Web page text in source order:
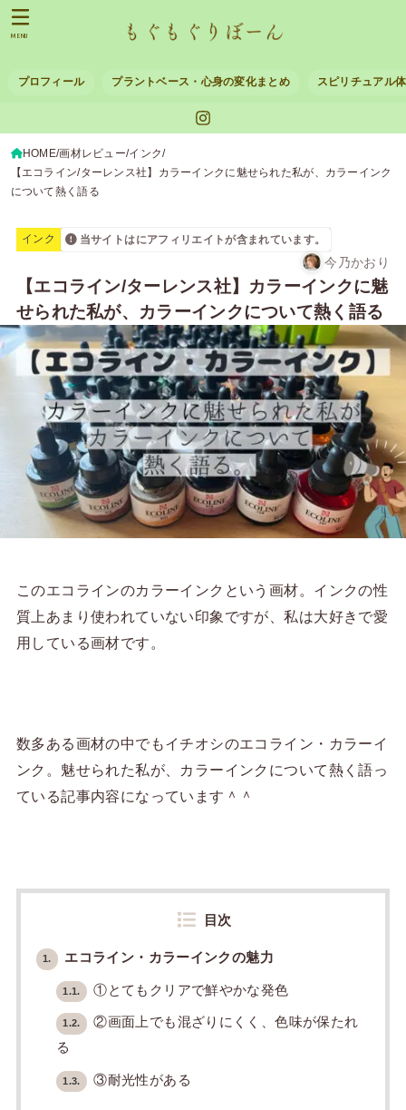
プロフィール プラントベース・心身の変化まとめ スピリチュアル
MENU
HOME 画材レビュー インク
【エコライン/ターレンス社】カラーインクに魅せられた私が、カラーインク
について熱く語る
インク 当サイトはにアフィリエイトが含まれています。
今乃かおり
【エコライン/ターレンス社】カラーインクに魅
せられた私が、カラーインクについて熱く語る
このエコラインのカラーインクという画材。インクの性
質上あまり使われていない印象ですが、私は大好きで愛
用している画材です。
数多ある画材の中でもイチオシのエコライン・カラーイ
ンク。魅せられた私が、カラーインクについて熱く語っ
ている記事内容になっています＾＾
目次
1. エコライン・カラーインクの魅力
1.1. ①とてもクリアで鮮やかな発色
1.2.
②画面上でも混ざりにくく、色味が保たれ
る
1.3. ③耐光性がある